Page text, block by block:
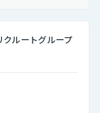
ルートグループ